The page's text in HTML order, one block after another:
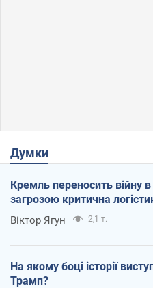
Думки
Кремль переносить війну
загрозою критична
Віктор Ягун 2,1 т.
На якому боці історії
Трамп?